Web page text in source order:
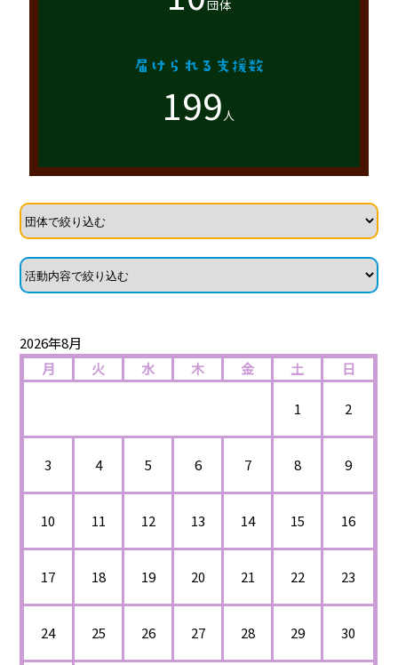
団体
199人
2026年8月
月
火 水 木 金 土 日
1 2
3 4 5 6 7 8 9
10 11 12 13 14 15 16
17 18 19 20 21 22 23
24 25 26 27 28 29 30